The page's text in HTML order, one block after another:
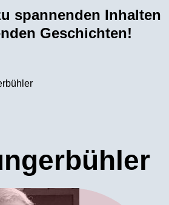
spannenden Inhalten
Geschichten!